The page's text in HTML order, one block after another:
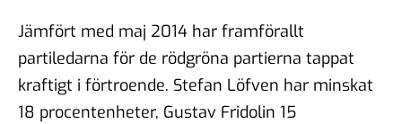
Jämfört med maj 2014 har framförallt
partiledarna för de rödgröna partierna tappat
kraftigt i förtroende. Stefan Löfven har minskat
18 procentenheter, Gustav Fridolin 15